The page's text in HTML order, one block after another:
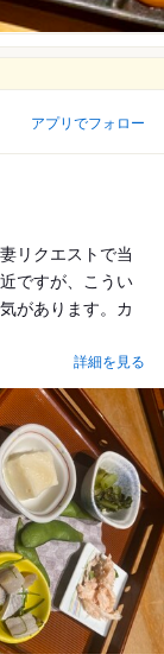
アプリでフォロー
リクエストで当
ですが、こうい
があります。カ
詳細を見る